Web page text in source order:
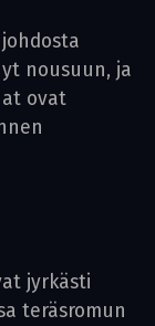
nousuun, ja
ovat
jyrkästi
teräsromun